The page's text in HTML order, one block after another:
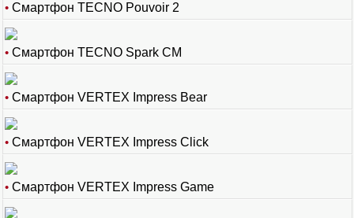
• Смартфон TECNO Pouvoir 2
• Смартфон TECNO Spark CM
• Смартфон VERTEX Impress Bear
• Смартфон VERTEX Impress Click
• Смартфон VERTEX Impress Game